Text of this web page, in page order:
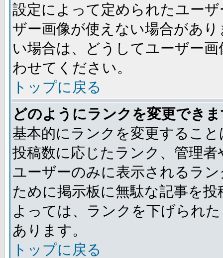
設定によって定められたユー
ザー画像が使えない場合があ
い場合は、どうしてユーザー
わせてください。
トップに戻る
どのようにランクを変更でき
基本的にランクを変更するこ
投稿数に応じたランク、管理
ユーザーのみに表示されるラ
ために掲示板に無駄な記事を
よっては、ランクを下げられ
あります。
トップに戻る